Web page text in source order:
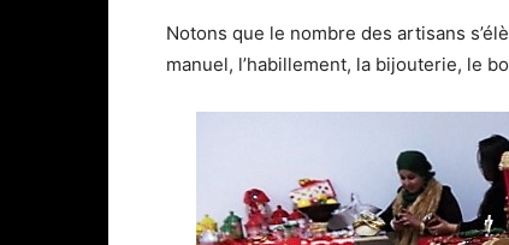
Notons que le nombre des artisans
manuel, l’habillement, la bijouterie, le